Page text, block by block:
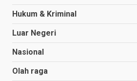
Hukum & Kriminal
Luar Negeri
Nasional
Olah raga